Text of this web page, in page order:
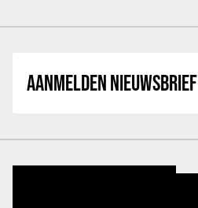
AANMELDEN NIEUWSBRIEF